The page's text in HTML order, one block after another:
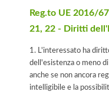
Reg.to UE 2016/
21, 22 - Diritti
1. L'interessato ha
dell'esistenza o meno
anche se non ancora
intelligibile e la